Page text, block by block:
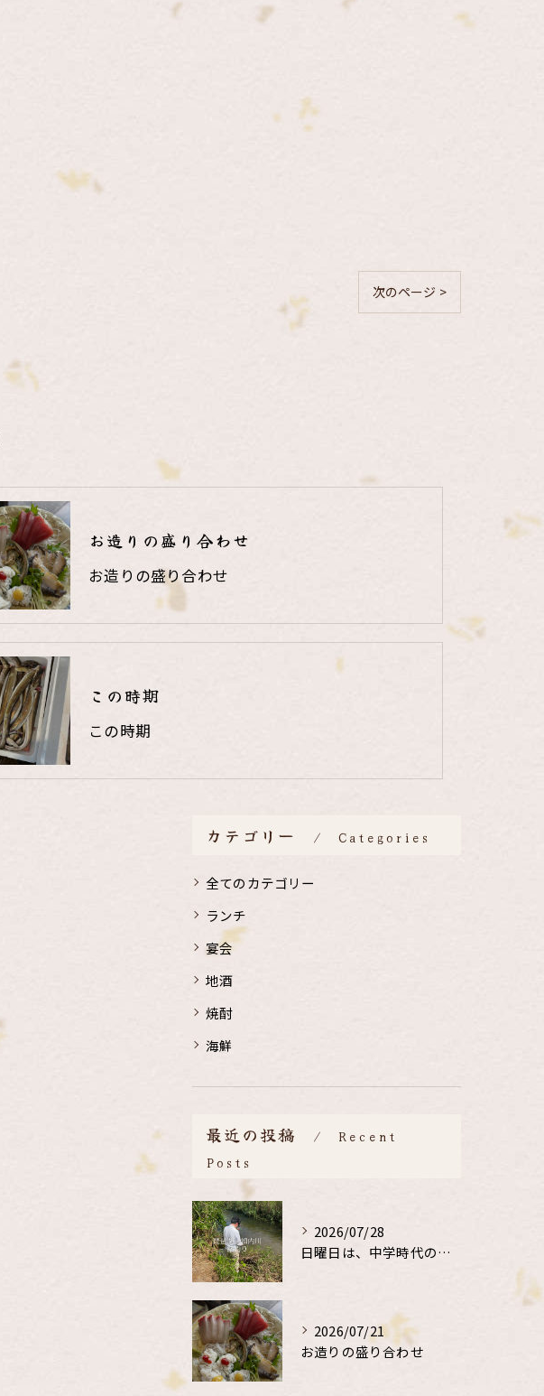
次のページ >
お造りの盛り合わせ
お造りの盛り合わせ
この時期
この時期
カテゴリー Categories
全てのカテゴリー
ランチ
宴会
地酒
焼酎
海鮮
最近の投稿
Recent
Posts
2026/07/28
日曜日は、中学時代の、同級生と鮎釣り
2026/07/21
お造りの盛り合わせ